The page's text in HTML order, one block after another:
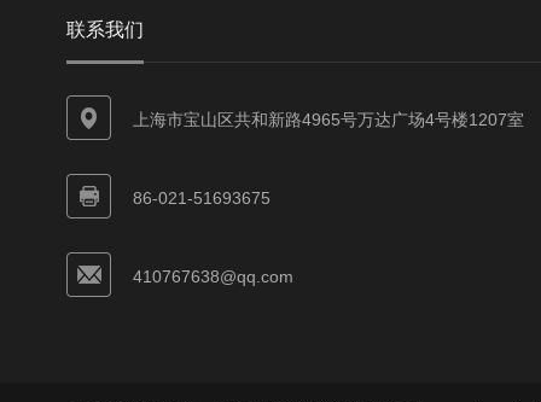
联系我们
上海市宝山区共和新路4965号万达广场4号楼1207室
86-021-51693675
410767638@qq.com